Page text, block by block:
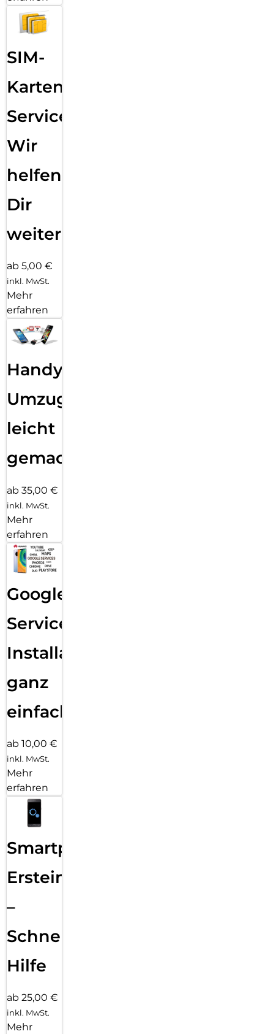
SIM-
Karten
Service:
Wir
helfen
Dir
weiter
ab 5,00 €
inkl. MwSt.
Mehr
erfahren
Handy
Umzug
leicht
gemacht!
ab 35,00 €
inkl. MwSt.
Mehr
erfahren
Google
Services
Installation
ganz
einfach
ab 10,00 €
inkl. MwSt.
Mehr
erfahren
Smartphone
Ersteinrichtung
–
Schnelle
Hilfe
ab 25,00 €
inkl. MwSt.
Mehr